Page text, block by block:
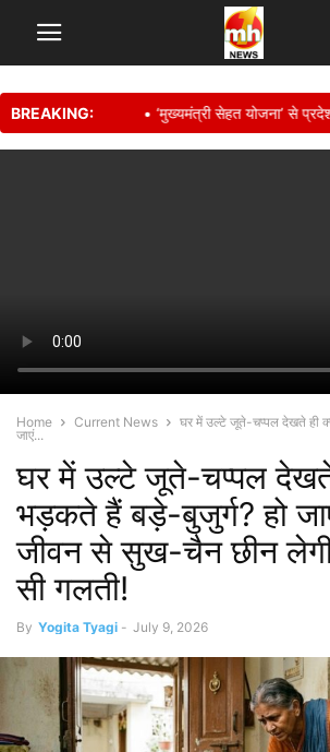
BREAKING: • ‘मुख्यमंत्री सेहत योजना’ से प्रदेश
Home Current News
घर में उल्टे जूते-चप्पल देखते ही
जाएं...
घर में उल्टे जूते-चप्पल देखते
भड़कते हैं बड़े-बुजुर्ग? हो
जीवन से सुख-चैन छीन
सी गलती!
By Yogita Tyagi - July 9, 2026